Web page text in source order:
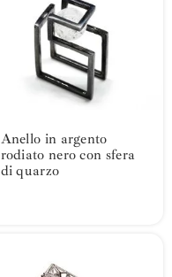
Anello in argento
rodiato nero con sfera
di quarzo